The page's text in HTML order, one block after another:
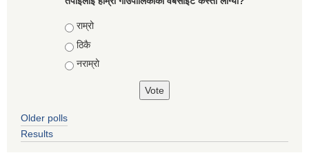
Choices
राम्रो
ठिकै
नराम्रो
Older polls
Results